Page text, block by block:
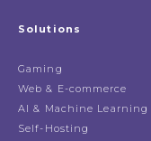
Solutions
Gaming
Web & E-commerce
AI & Machine Learning
Self-Hosting